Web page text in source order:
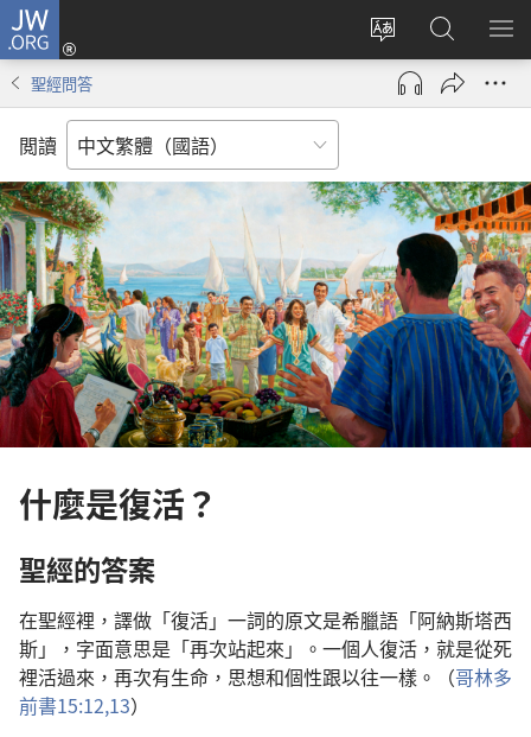
JW.ORG
更
改
網
言
登
入
（開
窗）
搜
尋
JW.ORG
顯
聖經問答
閲讀
什麼是復活？
聖經的答案
在聖經裡，譯做「復活」一詞的原文是希臘語「阿納斯塔西
斯」，字面意思是「再次站起來」。一個人復活，就是從死
裡活過來，再次有生命，思想和個性跟以往一樣。（哥林多
前書15:12,13）